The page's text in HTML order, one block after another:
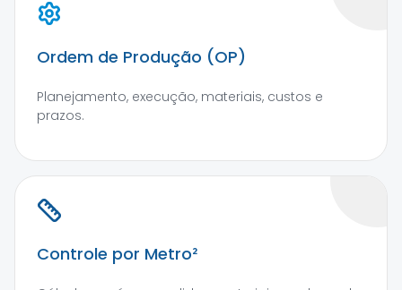
Ordem de Produção (OP)
Planejamento, execução, materiais, custos e
prazos.
Controle por Metro²